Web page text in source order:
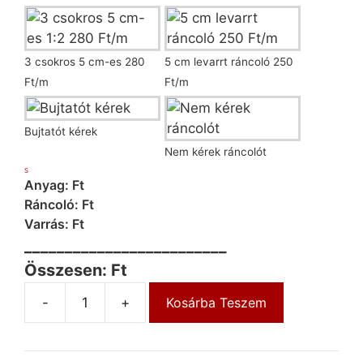
3 csokros 5 cm-es 280
Ft/m
5 cm levarrt ráncoló 250
Ft/m
Bujtatót kérek
Nem kérek ráncolót
S
Anyag: Ft
Ráncoló: Ft
Varrás: Ft
Összesen: Ft
- + Kosárba Teszem